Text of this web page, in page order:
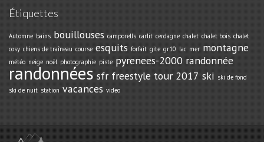
Étiquettes
Automne bains bouillouses camporells carlit cerdagne chalet chalet bois chalet
cosy chiens de traîneau course esquits forfait gite gr10 lac mer montagne
météo neige noël photographie piste pyrenees-2000 randonnée
randonnées sfr freestyle tour 2017 ski ski de fond
ski de nuit station vacances video